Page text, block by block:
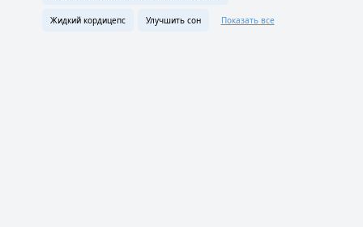
Жидкий кордицепс Улучшить сон Показать все